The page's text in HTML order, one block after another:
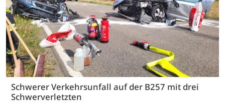
Schwerer Verkehrsunfall auf der B257 mit drei
Schwerverletzten